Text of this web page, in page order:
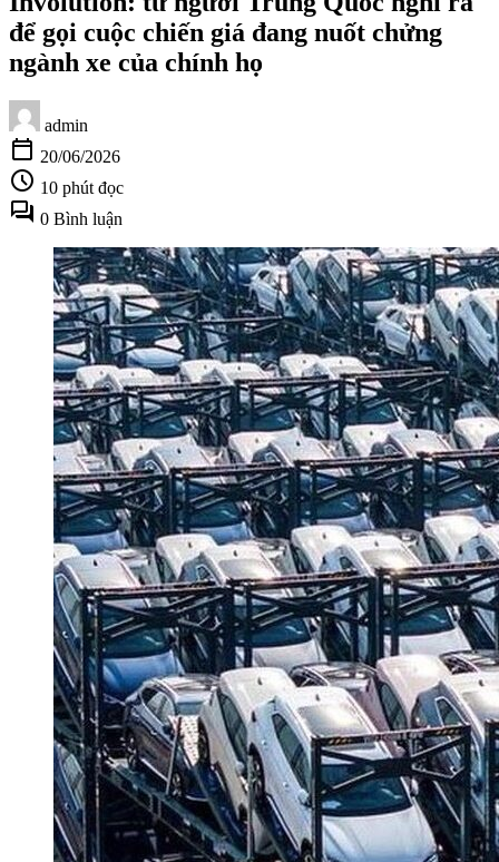
để gọi cuộc chiến giá đang nuốt chửng
ngành xe của chính họ
admin
calendar_today 20/06/2026
schedule 10 phút đọc
forum 0 Bình luận